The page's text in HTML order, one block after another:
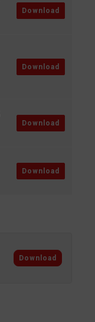
Download
Download
Download
Download
Download